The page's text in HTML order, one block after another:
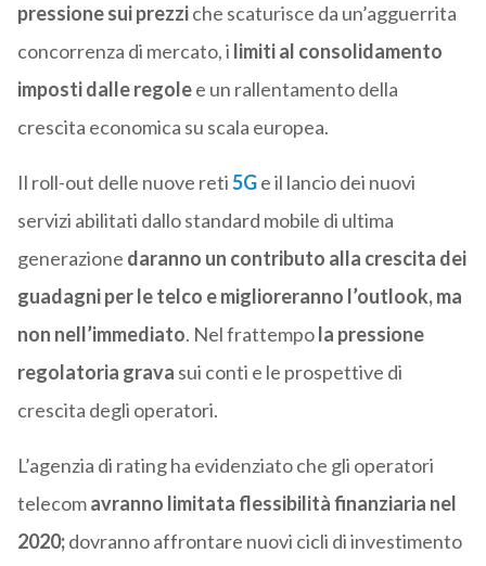
pressione sui prezziche scaturisce da un’agguerrita
concorrenza di mercato, i limiti al consolidamento
imposti dalle regolee un rallentamento della
crescita economica su scala europea.
Il roll-out delle nuove reti5Ge il lancio dei nuovi
servizi abilitati dallo standard mobile di ultima
generazione daranno un contributo alla crescita dei
guadagni per le telco e miglioreranno l’outlook, ma
non nell’immediato. Nel frattempola pressione
regolatoria grava sui conti e le prospettive di
crescita degli operatori.
L’agenzia di rating ha evidenziato che gli operatori
telecomavranno limitata flessibilità finanziaria nel
2020;dovranno affrontare nuovi cicli di investimento